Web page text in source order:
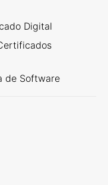
Digital
de Software